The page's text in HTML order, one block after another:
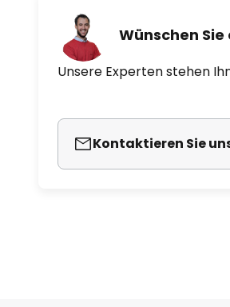
Wünschen
Unsere Experten stehen
Kontaktieren Sie